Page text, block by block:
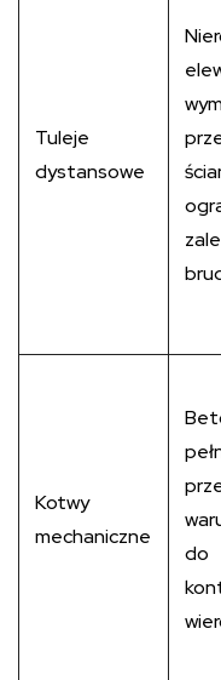
Tuleje
dystansowe
Kotwy
mechaniczne
do